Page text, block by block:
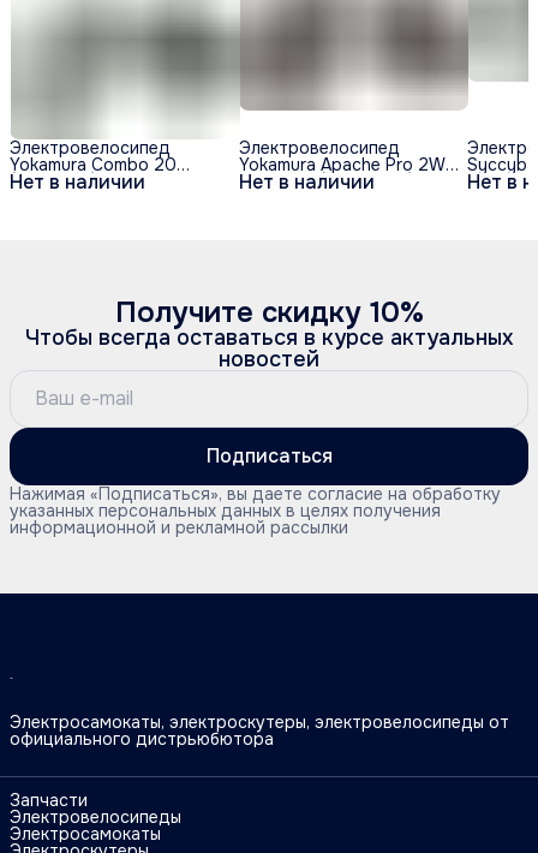
Нет в наличии
Электровелосипед
Yokamura Combo 20
(48V/11Ah) - Grey Black Нет в наличии
Электровелосипед
Yokamura Apache Pro 2WD
- 2000W (48V/30Ah) Нет в
6000W
Получите скидку 10%
Чтобы всегда оставаться в курсе актуальных
новостей
Подписаться
Нажимая «Подписаться», вы даете согласие на обработку
указанных персональных данных в целях получения
информационной и рекламной рассылки
Электросамокаты, электроскутеры, электровелосипеды от
официального дистрьюбютора
Запчасти
Электровелосипеды
Электросамокаты